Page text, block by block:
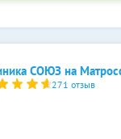
СОЮЗ на
271 отзыв